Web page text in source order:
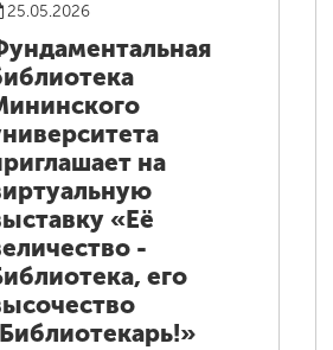
25.05.2026
на
«Её
-
его